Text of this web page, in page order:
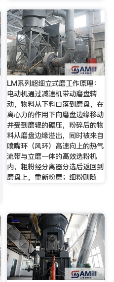
LM系列超细立式磨工作原理：
电动机通过减速机带动磨盘转
动，物料从下料口落到磨盘，在
离心力的作用下向磨盘边缘移动
并受到磨辊的碾压，粉碎后的物
料从磨盘边缘溢出，同时被来自
喷嘴环（风环）高速向上的热气
流带与立磨一体的高效选粉机
内，粗粉经分离器分选后返回到
磨盘上，重新粉磨；细粉则随